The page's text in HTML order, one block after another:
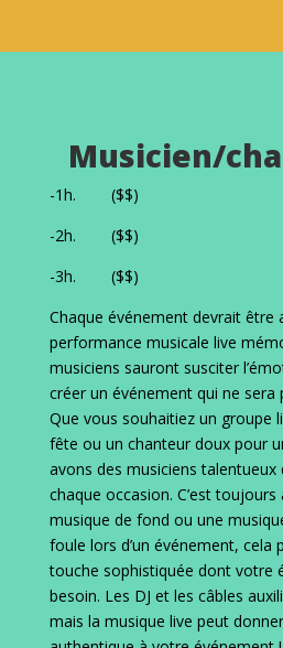
Musicien/
-1h. ($$)
-2h. ($$)
-3h. ($$)
Chaque événement devrait être
performance musicale live
musiciens sauront susciter
créer un événement qui ne sera
Que vous souhaitiez un groupe
fête ou un chanteur doux pour
avons des musiciens talentueux
chaque occasion. C’est toujours
musique de fond ou une
foule lors d’un événement, cela
touche sophistiquée dont votre
besoin. Les DJ et les câbles
mais la musique live peut